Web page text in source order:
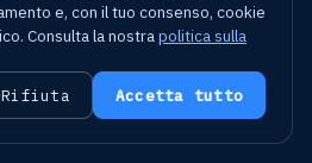
center
e, con il tuo consenso, cookie
Consulta la nostrapolitica sulla
Rifiuta Accetta tutto